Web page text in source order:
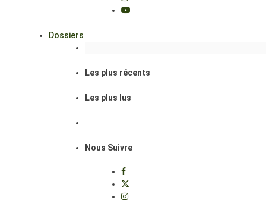
Dossiers
Les plus récents
Les plus lus
Nous Suivre